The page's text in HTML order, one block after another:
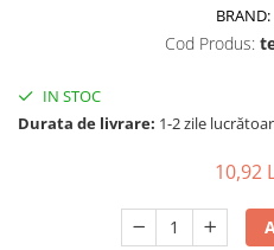
Drujbe, fierastraie electrice
Drujbe cu acumulator
Unelte electrice busteni
BRAND:
Cod Produs:
IN STOC
Durata de livrare: 1-2 zile
10,92